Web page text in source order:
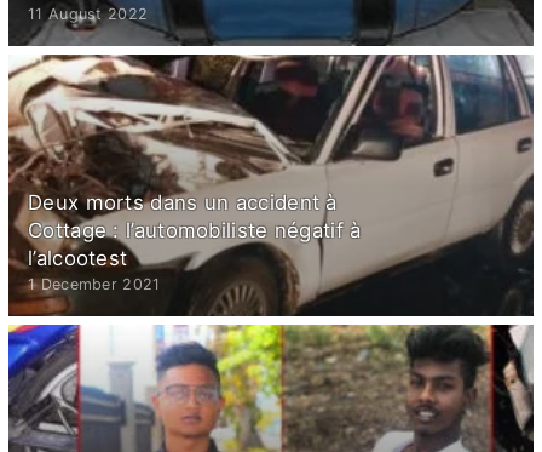
11 August 2022
Deux morts dans un accident à
Cottage : l’automobiliste négatif à
l’alcootest
1 December 2021